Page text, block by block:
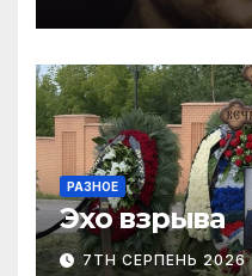
РАЗНОЕ
Эхо взрыва
7TH СЕРПЕНЬ 2026